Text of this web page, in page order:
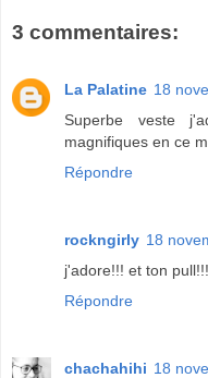
3 commentaires:
La Palatine 18
Superbe veste
magnifiques en ce
Répondre
rockngirly 18
j'adore!!! et ton
Répondre
chachahihi 18